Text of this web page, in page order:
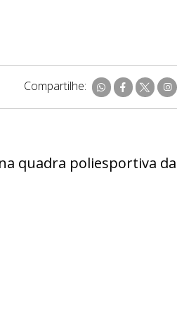
Compartilhe:
quadra poliesportiva da